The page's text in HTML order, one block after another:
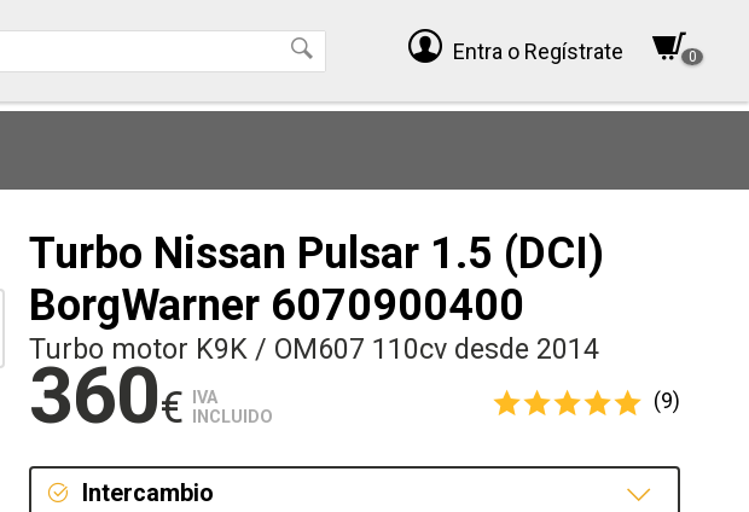
Entra o Regístrate 0
Turbo Nissan Pulsar 1.5 (DCI)
BorgWarner 6070900400
Turbo motor K9K / OM607 110cv desde 2014
360€
IVA
INCLUIDO
(9)
Intercambio